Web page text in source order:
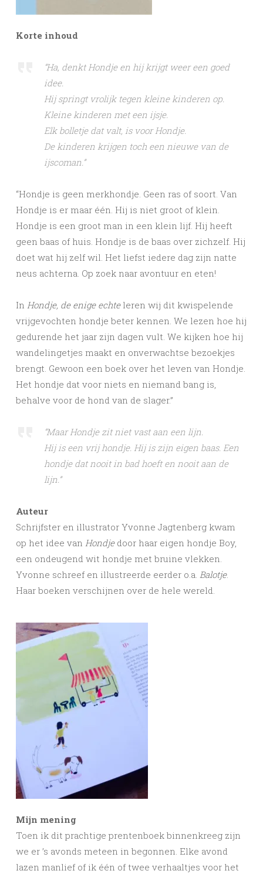
Korte inhoud
“Ha, denkt Hondje en hij krijgt weer een goed
idee.
Hij springt vrolijk tegen kleine kinderen op.
Kleine kinderen met een ijsje.
Elk bolletje dat valt, is voor Hondje.
De kinderen krijgen toch een nieuwe van de
ijscoman.”
“Hondje is geen merkhondje. Geen ras of soort. Van
Hondje is er maar één. Hij is niet groot of klein.
Hondje is een groot man in een klein lijf. Hij heeft
geen baas of huis. Hondje is de baas over zichzelf. Hij
doet wat hij zelf wil. Het liefst iedere dag zijn natte
neus achterna. Op zoek naar avontuur en eten!
In Hondje, de enige echteleren wij dit kwispelende
vrijgevochten hondje beter kennen. We lezen hoe hij
gedurende het jaar zijn dagen vult. We kijken hoe hij
wandelingetjes maakt en onverwachtse bezoekjes
brengt. Gewoon een boek over het leven van Hondje.
Het hondje dat voor niets en niemand bang is,
behalve voor de hond van de slager.”
“Maar Hondje zit niet vast aan een lijn.
Hij is een vrij hondje. Hij is zijn eigen baas. Een
hondje dat nooit in bad hoeft en nooit aan de
lijn.”
Auteur
Schrijfster en illustrator Yvonne Jagtenberg kwam
op het idee van Hondje door haar eigen hondje Boy,
een ondeugend wit hondje met bruine vlekken.
Yvonne schreef en illustreerde eerder o.a. Balotje.
Haar boeken verschijnen over de hele wereld.
Mijn mening
Toen ik dit prachtige prentenboek binnenkreeg zijn
we er ’s avonds meteen in begonnen. Elke avond
lazen manlief of ik één of twee verhaaltjes voor het